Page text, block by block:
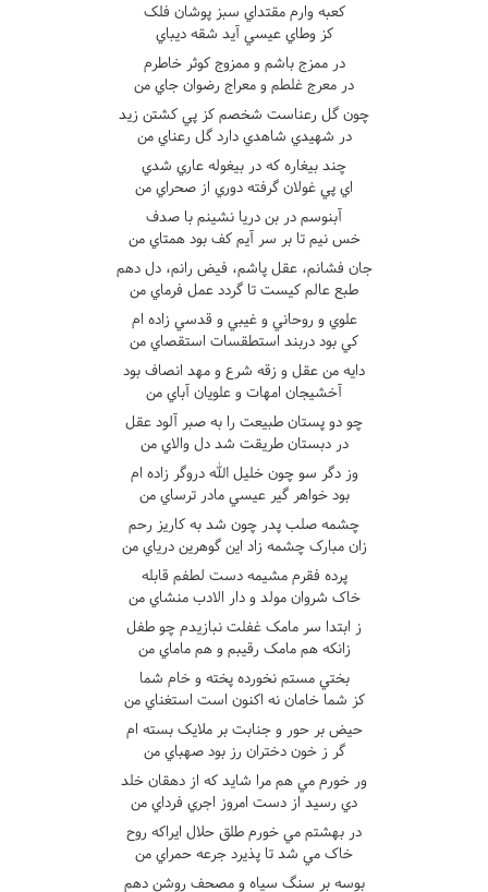
کعبه وارم مقتداي سبز پوشان فلک
کز وطاي عيسي آيد شقه ديباي
در ممزج باشم و ممزوج کوثر خاطرم
در معرج غلطم و معراج رضوان جاي من
چون گل رعناست شخصم کز پي کشتن زيد
در شهيدي شاهدي دارد گل رعناي من
چند بيغاره که در بيغوله عاري شدي
اي پي غولان گرفته دوري از صحراي من
آبنوسم در بن دريا نشينم با صدف
خس نيم تا بر سر آيم کف بود همتاي من
جان فشانم، عقل پاشم، فيض رانم، دل دهم
طبع عالم کيست تا گردد عمل فرماي من
علوي و روحاني و غيبي و قدسي زاده ام
کي بود دربند استطقسات استقصاي من
دايه من عقل و زقه شرع و مهد انصاف بود
آخشيجان امهات و علويان آباي من
چو دو پستان طبيعت را به صبر آلود عقل
در دبستان طريقت شد دل والاي من
وز دگر سو چون خليل الله دروگر زاده ام
بود خواهر گير عيسي مادر ترساي من
چشمه صلب پدر چون شد به کاريز رحم
زان مبارک چشمه زاد اين گوهرين درياي من
پرده فقرم مشيمه دست لطفم قابله
خاک شروان مولد و دار الادب منشاي من
ز ابتدا سر مامک غفلت نبازيدم چو طفل
زانکه هم مامک رقيبم و هم ماماي من
بختي مستم نخورده پخته و خام شما
کز شما خامان نه اکنون است استغناي من
حيض بر حور و جنابت بر ملايک بسته ام
گر ز خون دختران رز بود صهباي من
ور خورم مي هم مرا شايد که از دهقان خلد
دي رسيد از دست امروز اجري فرداي من
در بهشتم مي خورم طلق حلال ايراکه روح
خاک مي شد تا پذيرد جرعه حمراي من
بوسه بر سنگ سياه و مصحف روشن دهم